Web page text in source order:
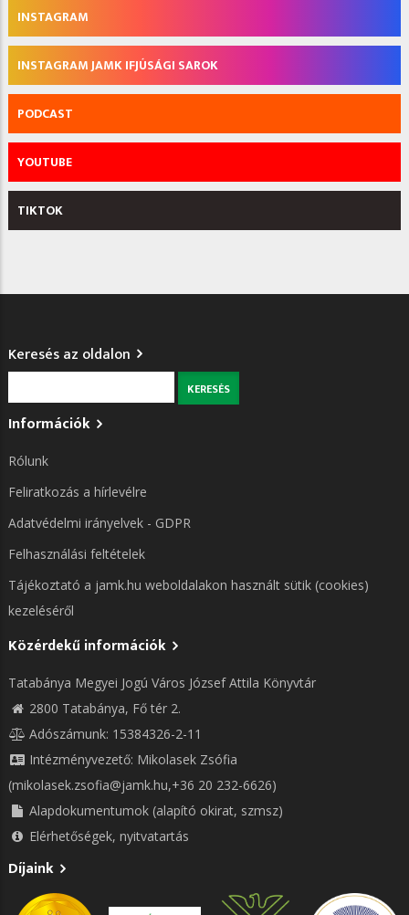
INSTAGRAM
INSTAGRAM JAMK IFJÚSÁGI SAROK
PODCAST
YOUTUBE
TIKTOK
Keresés az oldalon
Információk
Rólunk
Feliratkozás a hírlevélre
Adatvédelmi irányelvek - GDPR
Felhasználási feltételek
Tájékoztató a jamk.hu weboldalakon használt sütik (cookies)
kezeléséről
Közérdekű információk
Tatabánya Megyei Jogú Város József Attila Könyvtár
2800 Tatabánya, Fő tér 2.
Adószámunk: 15384326-2-11
Intézményvezető: Mikolasek Zsófia
(mikolasek.zsofia@jamk.hu,+36 20 232-6626)
Alapdokumentumok (alapító okirat, szmsz)
Elérhetőségek, nyitvatartás
Díjaink